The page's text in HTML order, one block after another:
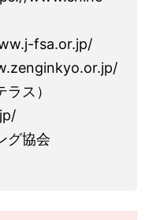
fsa.or.jp/
ラス）
グ協会